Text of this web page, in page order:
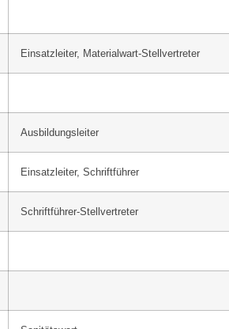
Einsatzleiter, Materialwart-Stellvertreter
Ausbildungsleiter
Einsatzleiter, Schriftführer
Schriftführer-Stellvertreter